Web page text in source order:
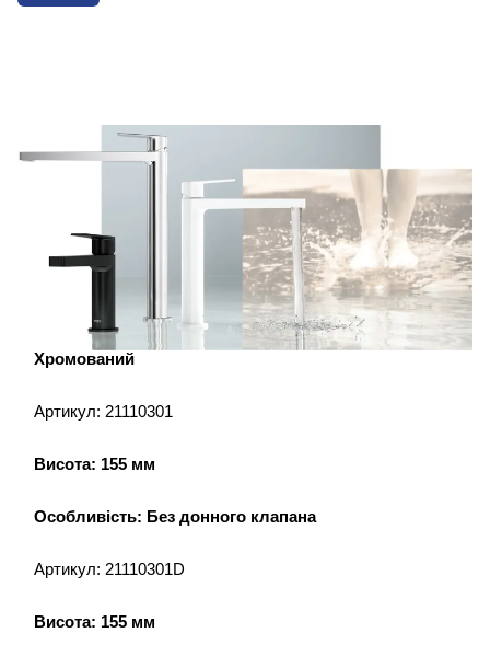
Хромований
Артикул: 21110301
Висота: 155 мм
Особливість: Без донного клапана
Артикул: 21110301D
Висота: 155 мм